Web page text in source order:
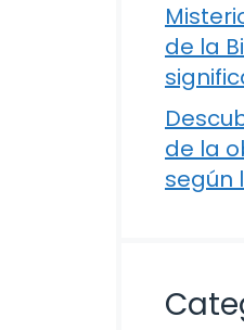
de la
de la
según